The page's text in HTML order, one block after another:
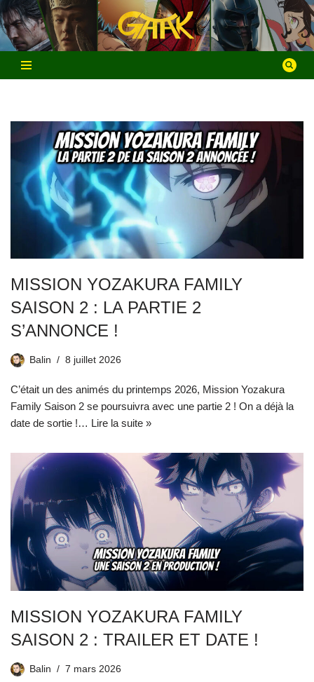
Aller
au
contenu
MISSION YOZAKURA FAMILY
SAISON 2 : LA PARTIE 2
S’ANNONCE !
Balin 8 juillet 2026
C’était un des animés du printemps 2026, Mission Yozakura
Family Saison 2 se poursuivra avec une partie 2 ! On a déjà la
date de sortie !… Lire la suite »
MISSION YOZAKURA FAMILY
SAISON 2 : TRAILER ET DATE !
Balin 7 mars 2026